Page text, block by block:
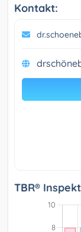
Kontakt:
TBR®